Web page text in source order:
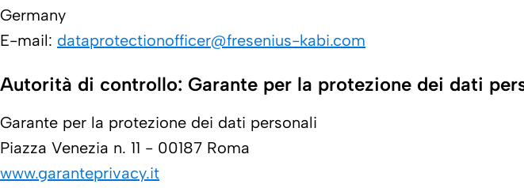
Germany
E-mail: dataprotectionofficer@fresenius-kabi.com
Autorità di controllo: Garante per la protezione dei dati
Garante per la protezione dei dati personali
Piazza Venezia n. 11 - 00187 Roma
www.garanteprivacy.it